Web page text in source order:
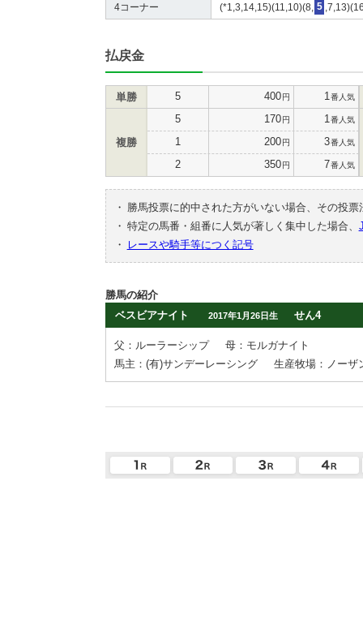
4コーナー (*1,3,14,15)(11,10)(8, 5
払戻金
単勝 5 400円 1 番人気
複勝
5 170円 1 番人気
1 200円 3番人気
2 350円 7番人気
・
勝馬投票に的中された方がいない場合、その投
・ 特定の馬番・組番に人気が著しく集中した場合、
・
レースや騎手等につく記号
勝馬の紹介
ベスビアナイト
2017年1月26日生 せん4
父：ルーラーシップ
母：モルガナイト
馬主：(有)サンデーレーシング
生産牧場：ノーザ